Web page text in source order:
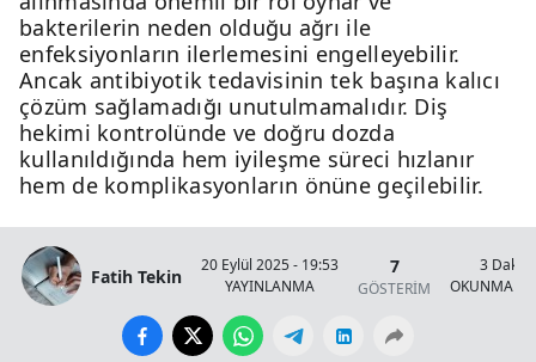
bakterilerin neden olduğu ağrı ile
enfeksiyonların ilerlemesini engelleyebilir.
Ancak antibiyotik tedavisinin tek başına kalıcı
çözüm sağlamadığı unutulmamalıdır. Diş
hekimi kontrolünde ve doğru dozda
kullanıldığında hem iyileşme süreci hızlanır
hem de komplikasyonların önüne geçilebilir.
Fatih Tekin
20 Eylül 2025 - 19:53
YAYINLANMA
7
GÖSTERİM
3 Dakika
OKUNMA